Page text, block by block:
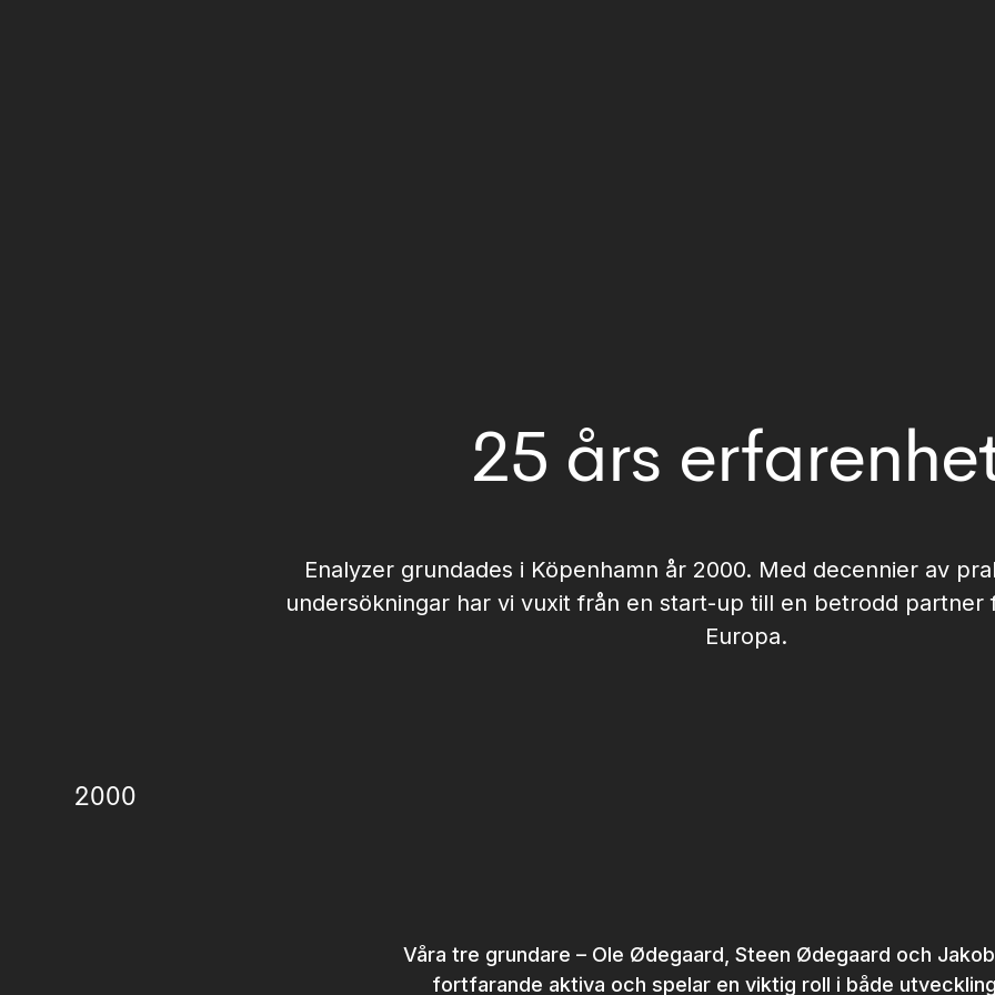
25 års
Enalyzer grundades i Köpenhamn år 2000. Med decennier av
undersökningar har vi vuxit från en start-up till en betrodd partner
Europa.
2000
Våra tre grundare – Ole Ødegaard, Steen Ødegaard och
fortfarande aktiva och spelar en viktig roll i både